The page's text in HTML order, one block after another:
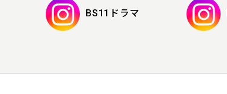
BS11ドラマ